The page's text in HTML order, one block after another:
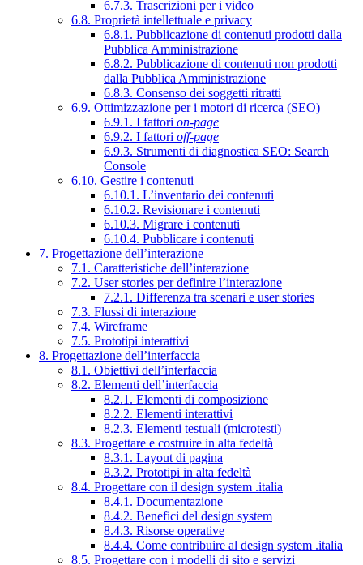
6.7.3. Trascrizioni per i video
6.8. Proprietà intellettuale e privacy
6.8.1. Pubblicazione di contenuti prodotti dalla
Pubblica Amministrazione
6.8.2. Pubblicazione di contenuti non prodotti
dalla Pubblica Amministrazione
6.8.3. Consenso dei soggetti ritratti
6.9. Ottimizzazione per i motori di ricerca (SEO)
6.9.1. I fattori on-page
6.9.2. I fattori off-page
6.9.3. Strumenti di diagnostica SEO: Search
Console
6.10. Gestire i contenuti
6.10.1. L’inventario dei contenuti
6.10.2. Revisionare i contenuti
6.10.3. Migrare i contenuti
6.10.4. Pubblicare i contenuti
7. Progettazione dell’interazione
7.1. Caratteristiche dell’interazione
7.2. User stories per definire l’interazione
7.2.1. Differenza tra scenari e user stories
7.3. Flussi di interazione
7.4. Wireframe
7.5. Prototipi interattivi
8. Progettazione dell’interfaccia
8.1. Obiettivi dell’interfaccia
8.2. Elementi dell’interfaccia
8.2.1. Elementi di composizione
8.2.2. Elementi interattivi
8.2.3. Elementi testuali (microtesti)
8.3. Progettare e costruire in alta fedeltà
8.3.1. Layout di pagina
8.3.2. Prototipi in alta fedeltà
8.4. Progettare con il design system .italia
8.4.1. Documentazione
8.4.2. Benefici del design system
8.4.3. Risorse operative
8.4.4. Come contribuire al design system .italia
8.5. Progettare con i modelli di sito e servizi